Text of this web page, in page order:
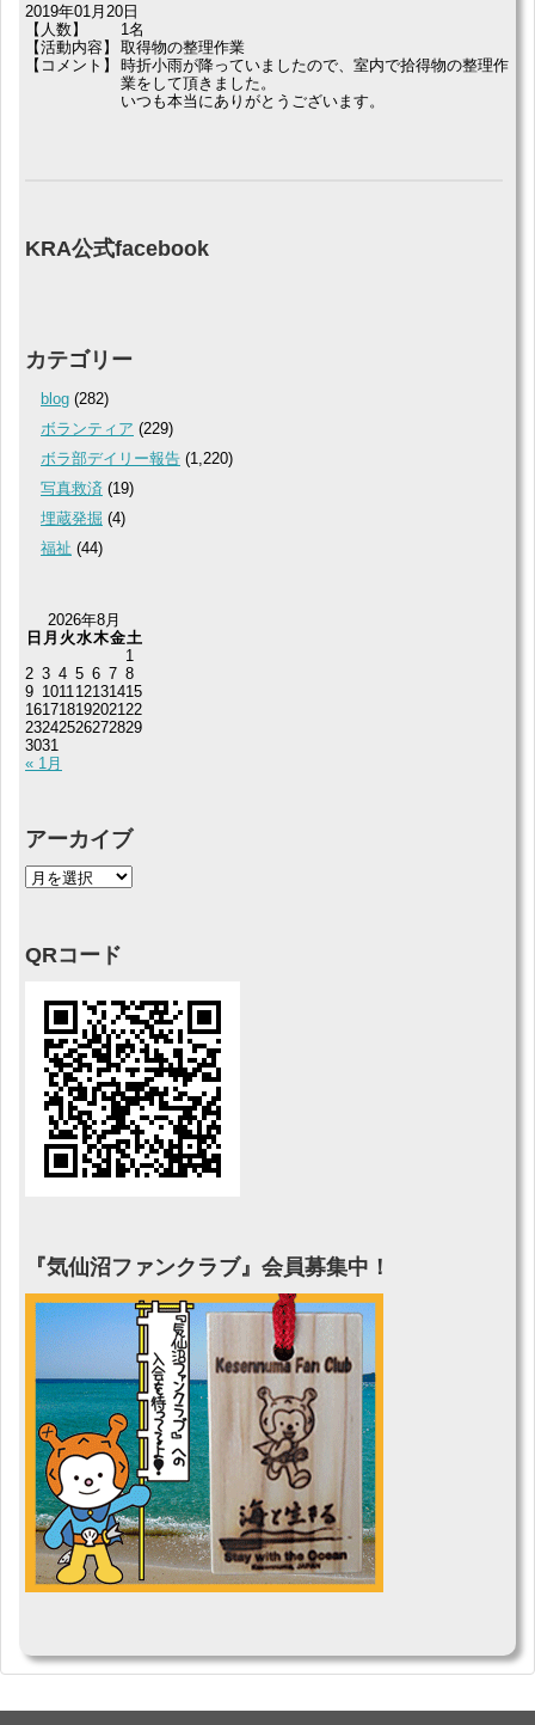
2019年01月20日
【人数】
1名
【活動内容】
取得物の整理作業
【コメント】
時折小雨が降っていましたので、室内で拾得物の整理作
業をして頂きました。
いつも本当にありがとうございます。
KRA公式facebook
カテゴリー
blog (282)
ボランティア (229)
ボラ部デイリー報告 (1,220)
写真救済 (19)
埋蔵発掘 (4)
福祉 (44)
2026年8月
日 月 火水木金土
« 1月
1
2 3 4 5 6 7 8
9 1011 12131415
161718192021 22
23242526272829
3031
アーカイブ
QRコード
『気仙沼ファンクラブ』会員募集中！